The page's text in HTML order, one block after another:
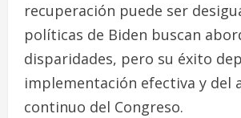
recuperación puede ser
políticas de Biden buscan
disparidades, pero su éxito
implementación efectiva y del
continuo del Congreso.